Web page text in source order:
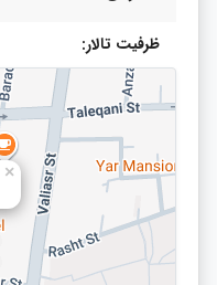
ظرفیت تالار:
×